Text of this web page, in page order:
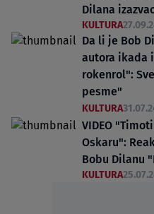
Dilana
KULTURA
Da li je Bob
autora ikada
rokenrol":
pesme"
KULTURA
VIDEO
Oskaru":
Bobu Dilanu
KULTURA